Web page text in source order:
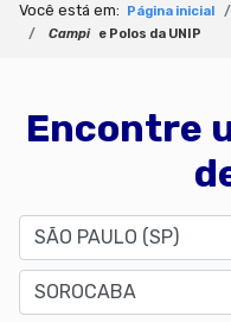
Você está em: Página inicial
Campi
e Polos da UNIP
Encontre
Estado
Cidade